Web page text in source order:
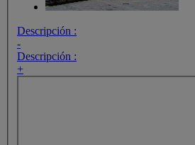
Descripción :
-
Descripción :
+